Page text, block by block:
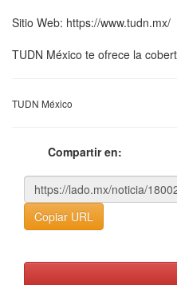
Sitio Web: https://www.tudn.mx/
TUDN México te ofrece la
TUDN México
Compartir en:
Copiar URL